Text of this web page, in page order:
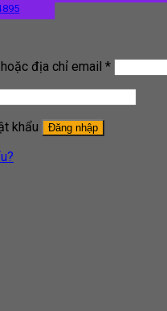
địa chỉ email *
khẩu
Đăng nhập